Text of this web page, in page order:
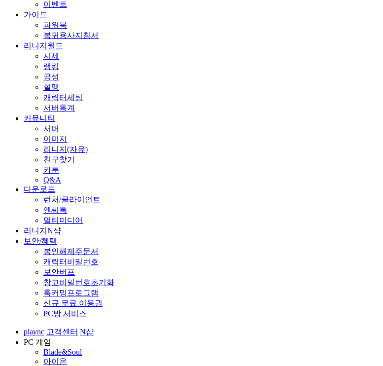
이벤트
가이드
파워북
복귀용사지침서
리니지월드
시세
랭킹
공성
혈맹
캐릭터세팅
서버통계
커뮤니티
서버
이미지
리니지(자유)
친구찾기
카툰
Q&A
다운로드
런처/클라이언트
엔씨톡
멀티미디어
리니지N샵
보안/혜택
봉인해제주문서
캐릭터비밀번호
보안버프
창고비밀번호초기화
홈커밍프로그램
신규 무료 이용권
PC방 서비스
plaync 고객센터 N샵
PC 게임
Blade&Soul
아이온